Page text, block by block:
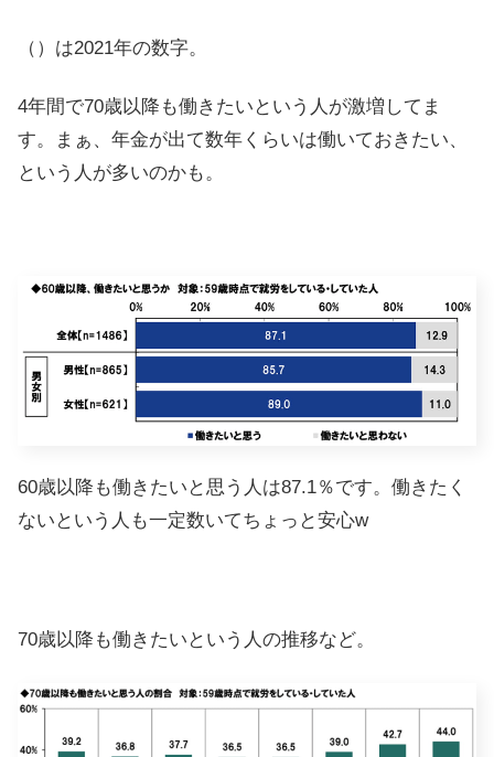
（）は2021年の数字。
4年間で70歳以降も働きたいという人が激増してま
す。まぁ、年金が出て数年くらいは働いておきたい、
という人が多いのかも。
60歳以降も働きたいと思う人は87.1％です。働きたく
ないという人も一定数いてちょっと安心w
70歳以降も働きたいという人の推移など。